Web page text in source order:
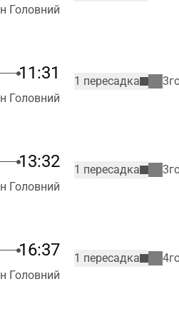
Головний
11:31
Головний
1 пересадка
13:32
Головний
1 пересадка
16:37
Головний
1 пересадка